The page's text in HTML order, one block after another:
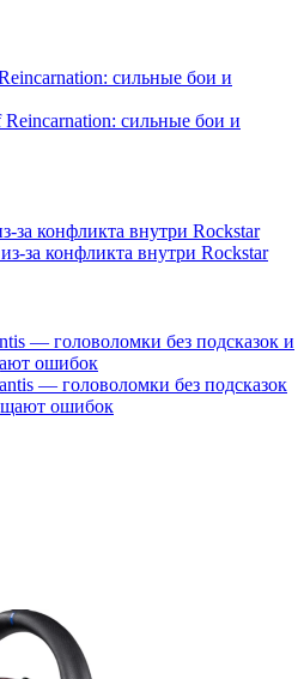
сильные бои и
сильные бои и
за конфликта внутри Rockstar
за конфликта внутри Rockstar
— головоломки без подсказок и
ошибок
— головоломки без подсказок
ошибок